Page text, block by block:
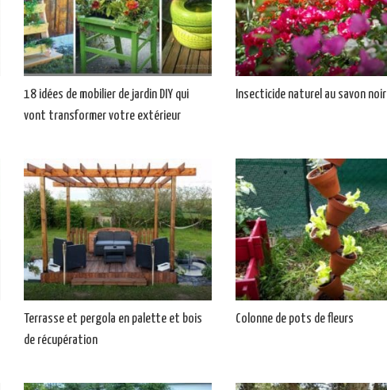
18 idées de mobilier de jardin DIY qui
vont transformer votre extérieur
Insecticide naturel au savon noir
Terrasse et pergola en palette et bois
de récupération
Colonne de pots de fleurs